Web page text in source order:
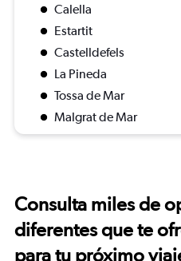
Calella
Estartit
Castelldefels
La Pineda
Tossa de Mar
Malgrat de Mar
Consulta miles de
diferentes que te
para tu próximo